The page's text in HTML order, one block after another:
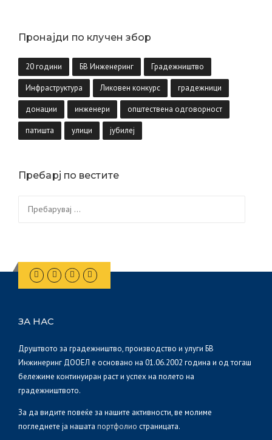
Пронајди по клучен збор
20 години БВ Инженеринг Градежништво
Инфраструктура Ликовен конкурс градежници
донации инженери општествена одговорност
патишта улици јубилеј
Пребарј по вестите
ЗА НАС
Друштвото за градежништво, производство и улуги БВ
Инжинеринг ДООЕЛ е основано на 01.06.2002 година и од тогаш
бележиме континуиран раст и успех на полето на
градежништвото.
За да видите повеќе за нашите активности, ве молиме
погледнете ја нашата портфолио страницата.